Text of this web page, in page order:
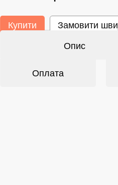
Купити Замовити
Опис
Оплата